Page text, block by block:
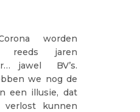
worden
reeds jaren
jawel BV’s.
we nog de
een illusie, dat
kunnen